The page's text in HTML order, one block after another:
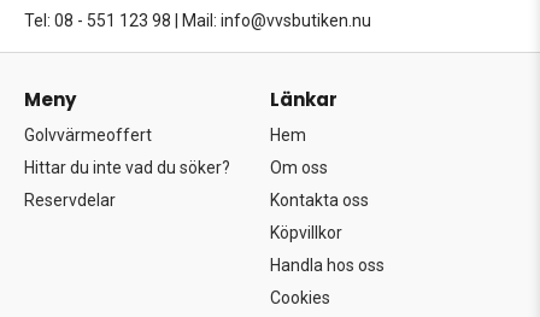
Tel: 08 - 551 123 98 Mail: info@vvsbutiken.nu
Meny
Golvvärmeoffert
Hittar du inte vad du söker?
Reservdelar
Länkar
Hem
Om oss
Kontakta oss
Köpvillkor
Handla hos oss
Cookies